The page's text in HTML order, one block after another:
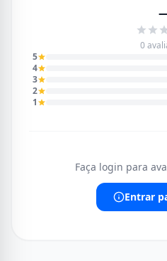
0
5
4
3
2
1
Faça login para
Entrar